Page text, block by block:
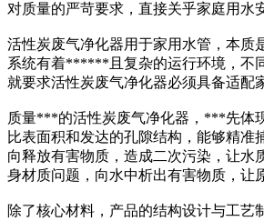
对质量的严苛要求，直接关乎家庭用水
活性炭废气净化器用于家用水管，本
系统有着******且复杂的运行环境，不
就要求活性炭废气净化器必须具备适配
质量***的活性炭废气净化器，***先体
比表面积和发达的孔隙结构，能够精
向释放有害物质，造成二次污染，让水
身材质问题，向水中析出有害物质，让
除了核心材料，产品的结构设计与工